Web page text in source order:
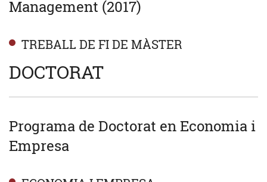
Management (2017)
TREBALL DE FI DE MÀSTER
DOCTORAT
Programa de Doctorat en Economia i
Empresa